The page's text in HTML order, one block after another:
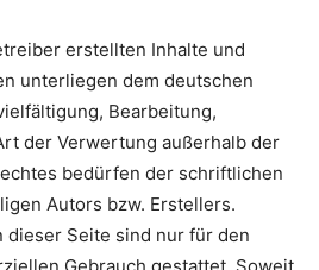
erstellten Inhalte und
unterliegen dem deutschen
Bearbeitung,
der Verwertung außerhalb der
bedürfen der schriftlichen
Autors bzw. Erstellers.
dieser Seite sind nur für den